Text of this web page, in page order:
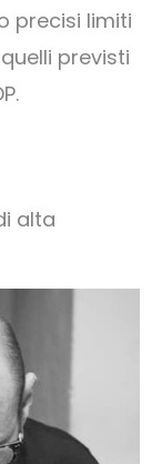
precisi limiti
previsti
alta